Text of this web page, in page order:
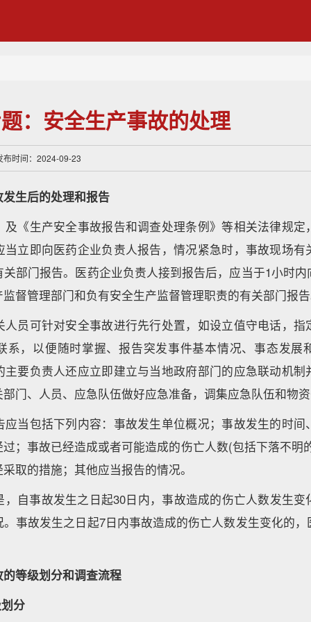
：安全生产事故的处理
布时间：2024-09-23
生后的处理和报告
及《生产安全事故报告和调查处理条例》等相关法律规定
当立即向医药企业负责人报告，情况紧急时，事故现场有
部门报告。医药企业负责人接到报告后，应当于1小时
督管理部门和负有安全生产监督管理职责的有关部门报
人员可针对安全事故进行先行处置，如设立值守电话，指
系，以便随时掌握、报告突发事件基本情况、事态发展
主要负责人还应立即建立与当地政府部门的应急联动机制
门、人员、应急队伍做好应急准备，调集应急队伍和物
应当包括下列内容：事故发生单位概况；事故发生的时间
；事故已经造成或者可能造成的伤亡人数(包括下落不明
取的措施；其他应当报告的情况。
自事故发生之日起30日内，事故造成的伤亡人数发生
事故发生之日起7日内事故造成的伤亡人数发生变化的
等级划分和调查流程
分